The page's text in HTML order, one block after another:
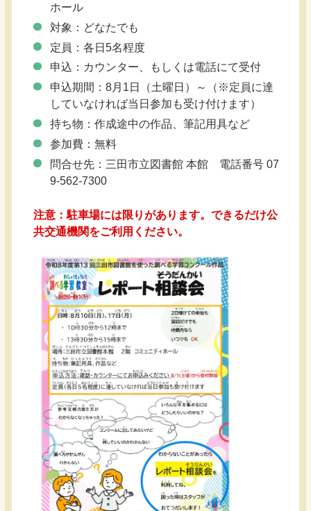
ホール
対象：どなたでも
定員：各日5名程度
申込：カウンター、もしくは電話にて受付
申込期間：8月1日（土曜日）～（※定員に達
していなければ当日参加も受け付けます）
持ち物：作成途中の作品、筆記用具など
参加費：無料
問合せ先：三田市立図書館 本館 電話番号 07
9-562-7300
注意：駐車場には限りがあります。できるだけ公
共交通機関をご利用ください。